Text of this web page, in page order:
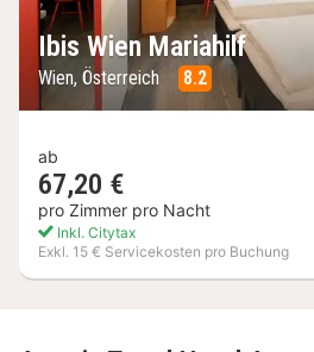
Ibis Wien Mariahilf
Wien, Österreich 8.2
ab
67,20 €
pro Zimmer pro Nacht
Inkl. Citytax
Exkl. 15 € Servicekosten pro Buchung